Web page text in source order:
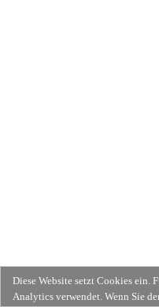
Diese Website setzt Cookies ein.
Analytics verwendet. Wenn Sie